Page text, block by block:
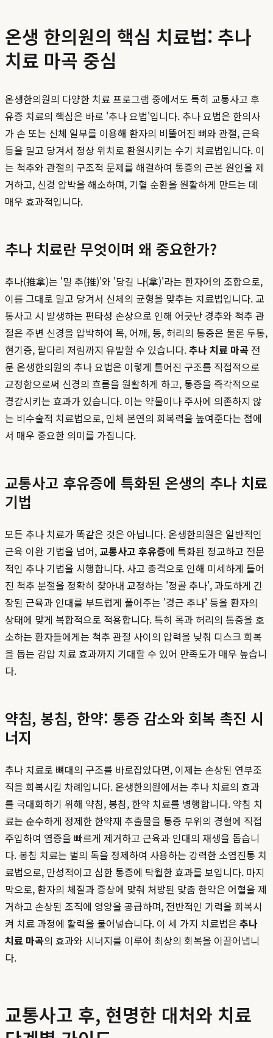
온생 한의원의 핵심 치료법: 추나
치료 마곡 중심
온생한의원의 다양한 치료 프로그램 중에서도 특히 교통사고 후
유증 치료의 핵심은 바로 '추나 요법'입니다. 추나 요법은 한의사
가 손 또는 신체 일부를 이용해 환자의 비뚤어진 뼈와 관절, 근육
등을 밀고 당겨서 정상 위치로 환원시키는 수기 치료법입니다. 이
는 척추와 관절의 구조적 문제를 해결하여 통증의 근본 원인을 제
거하고, 신경 압박을 해소하며, 기혈 순환을 원활하게 만드는 데
매우 효과적입니다.
추나 치료란 무엇이며 왜 중요한가?
추나(推拿)는 '밀 추(推)'와 '당길 나(拿)'라는 한자어의 조합으로,
이름 그대로 밀고 당겨서 신체의 균형을 맞추는 치료법입니다. 교
통사고 시 발생하는 편타성 손상으로 인해 어긋난 경추와 척추 관
절은 주변 신경을 압박하여 목, 어깨, 등, 허리의 통증은 물론 두통,
현기증, 팔다리 저림까지 유발할 수 있습니다.추나 치료 마곡 전
문 온생한의원의 추나 요법은 이렇게 틀어진 구조를 직접적으로
교정함으로써 신경의 흐름을 원활하게 하고, 통증을 즉각적으로
경감시키는 효과가 있습니다. 이는 약물이나 주사에 의존하지 않
는 비수술적 치료법으로, 인체 본연의 회복력을 높여준다는 점에
서 매우 중요한 의미를 가집니다.
교통사고 후유증에 특화된 온생의 추나 치료
기법
모든 추나 치료가 똑같은 것은 아닙니다. 온생한의원은 일반적인
근육 이완 기법을 넘어, 교통사고 후유증에 특화된 정교하고 전문
적인 추나 기법을 시행합니다. 사고 충격으로 인해 미세하게 틀어
진 척추 분절을 정확히 찾아내 교정하는 '정골 추나', 과도하게 긴
장된 근육과 인대를 부드럽게 풀어주는 '경근 추나' 등을 환자의
상태에 맞게 복합적으로 적용합니다. 특히 목과 허리의 통증을 호
소하는 환자들에게는 척추 관절 사이의 압력을 낮춰 디스크 회복
을 돕는 감압 치료 효과까지 기대할 수 있어 만족도가 매우 높습니
다.
약침, 봉침, 한약: 통증 감소와 회복 촉진 시
너지
추나 치료로 뼈대의 구조를 바로잡았다면, 이제는 손상된 연부조
직을 회복시킬 차례입니다. 온생한의원에서는 추나 치료의 효과
를 극대화하기 위해 약침, 봉침, 한약 치료를 병행합니다. 약침 치
료는 순수하게 정제한 한약재 추출물을 통증 부위의 경혈에 직접
주입하여 염증을 빠르게 제거하고 근육과 인대의 재생을 돕습니
다. 봉침 치료는 벌의 독을 정제하여 사용하는 강력한 소염진통 치
료법으로, 만성적이고 심한 통증에 탁월한 효과를 보입니다. 마지
막으로, 환자의 체질과 증상에 맞춰 처방된 맞춤 한약은 어혈을 제
거하고 손상된 조직에 영양을 공급하며, 전반적인 기력을 회복시
켜 치료 과정에 활력을 불어넣습니다. 이 세 가지 치료법은 추나
치료 마곡의 효과와 시너지를 이루어 최상의 회복을 이끌어냅니
다.
교통사고 후, 현명한 대처와 치료